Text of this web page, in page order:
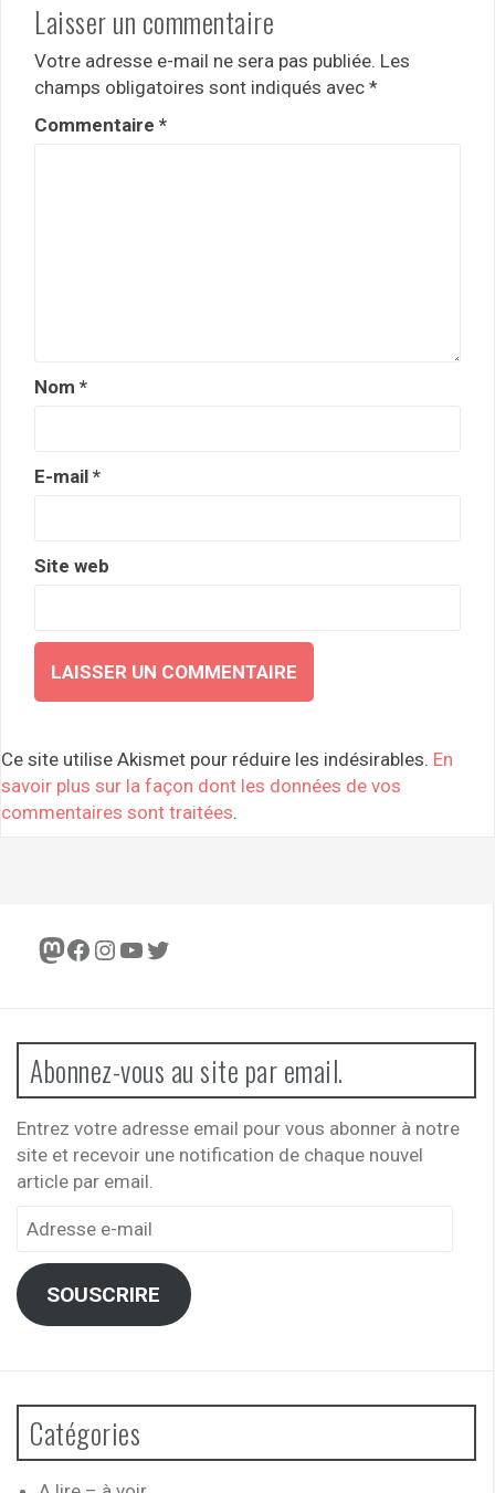
Laisser un commentaire
Votre adresse e-mail ne sera pas publiée. Les
champs obligatoires sont indiqués avec *
Commentaire *
Nom *
E-mail *
Site web
Ce site utilise Akismet pour réduire les indésirables. En
savoir plus sur la façon dont les données de vos
commentaires sont traitées.
Mastodon
Facebook
Instagram
YouTube
Twitter
Abonnez-vous au site par email.
Entrez votre adresse email pour vous abonner à notre
site et recevoir une notification de chaque nouvel
article par email.
Adresse
mail
SOUSCRIRE
Catégories